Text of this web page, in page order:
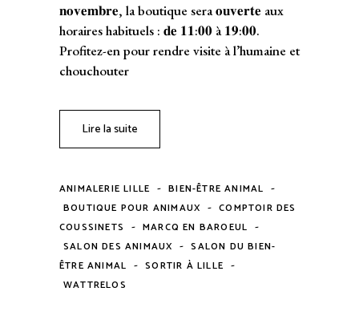
𝐧𝐨𝐯𝐞𝐦𝐛𝐫𝐞, la boutique sera 𝐨𝐮𝐯𝐞𝐫𝐭𝐞 aux
horaires habituels : 𝐝𝐞 𝟏𝟏:𝟎𝟎 à 𝟏𝟗:𝟎𝟎.
Profitez-en pour rendre visite à l’humaine et
chouchouter
Lire la suite
ANIMALERIE LILLE - BIEN-ÊTRE ANIMAL -
BOUTIQUE POUR ANIMAUX - COMPTOIR DES
COUSSINETS - MARCQ EN BAROEUL -
SALON DES ANIMAUX - SALON DU BIEN-
ÊTRE ANIMAL - SORTIR À LILLE -
WATTRELOS